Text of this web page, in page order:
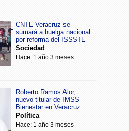
CNTE Veracruz se
sumará a huelga nacional
por reforma del ISSSTE
Sociedad
Hace: 1 año 3 meses
Roberto Ramos Alor,
nuevo titular de IMSS
Bienestar en Veracruz
Política
Hace: 1 año 3 meses